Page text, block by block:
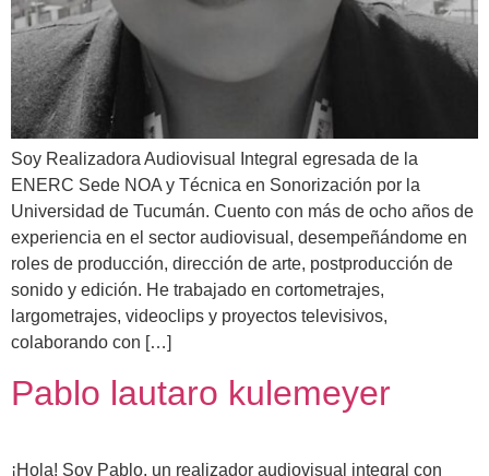
Soy Realizadora Audiovisual Integral egresada de la
ENERC Sede NOA y Técnica en Sonorización por la
Universidad de Tucumán. Cuento con más de ocho años de
experiencia en el sector audiovisual, desempeñándome en
roles de producción, dirección de arte, postproducción de
sonido y edición. He trabajado en cortometrajes,
largometrajes, videoclips y proyectos televisivos,
colaborando con […]
Pablo lautaro kulemeyer
¡Hola! Soy Pablo, un realizador audiovisual integral con